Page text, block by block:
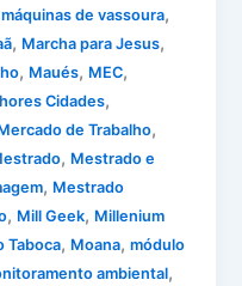
máquinas de vassoura,
, Marcha para Jesus,
, Maués, MEC,
Cidades,
de Trabalho,
, Mestrado e
, Mestrado
, Mill Geek, Millenium
Taboca, Moana,módulo
ambiental,